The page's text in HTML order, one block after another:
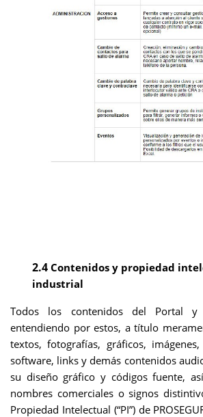
2.4 Contenidos y propiedad
industrial
Todos los contenidos del Portal
entendiendo por estos, a título
textos, fotografías, gráficos,
software, links y demás contenidos
su diseño gráfico y códigos fuente,
nombres comerciales o signos
Propiedad Intelectual (“PI”) de